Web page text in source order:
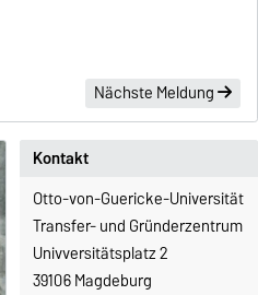
Nächste Meldung
Kontakt
Otto-von-Guericke-Universität
Transfer- und Gründerzentrum
Univversitätsplatz 2
39106 Magdeburg